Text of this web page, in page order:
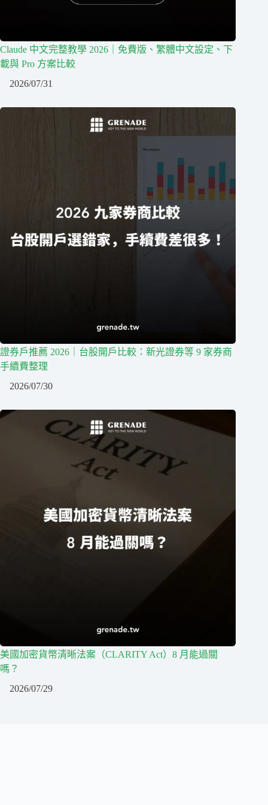
Claude 中文完整教學 2026｜免費版、繁體中文設定、下
載與 Pro 方案比較
2026/07/31
證券戶推薦 2026｜台股開戶比較：新光證券等 9 家券商
手續費整理
2026/07/30
美國加密貨幣清晰法案（CLARITY Act）8 月能過關
嗎？
2026/07/29